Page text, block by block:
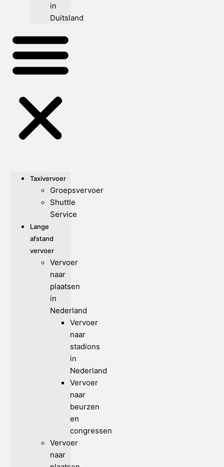
in
Duitsland
Taxivervoer
Groepsvervoer
Shuttle
Service
Lange
afstand
vervoer
Vervoer
naar
plaatsen
in
Nederland
Vervoer
naar
stadions
in
Nederland
Vervoer
naar
beurzen
en
congressen
Vervoer
naar